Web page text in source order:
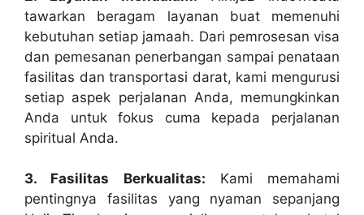
tawarkan beragam layanan buat memenuhi
kebutuhan setiap jamaah. Dari pemrosesan visa
dan pemesanan penerbangan sampai penataan
fasilitas dan transportasi darat, kami mengurusi
setiap aspek perjalanan Anda, memungkinkan
Anda untuk fokus cuma kepada perjalanan
spiritual Anda.
3. Fasilitas Berkualitas: Kami memahami
pentingnya fasilitas yang nyaman sepanjang